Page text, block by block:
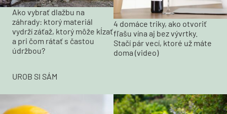
Ako vybrať dlažbu na
záhrady: ktorý materiál
vydrží záťaž, ktorý môže kĺzať
a pri čom rátať s častou
údržbou?
4 domáce triky, ako otvoriť
fľašu vína aj bez vývrtky.
Stačí pár vecí, ktoré už máte
doma (video)
UROB SI SÁM